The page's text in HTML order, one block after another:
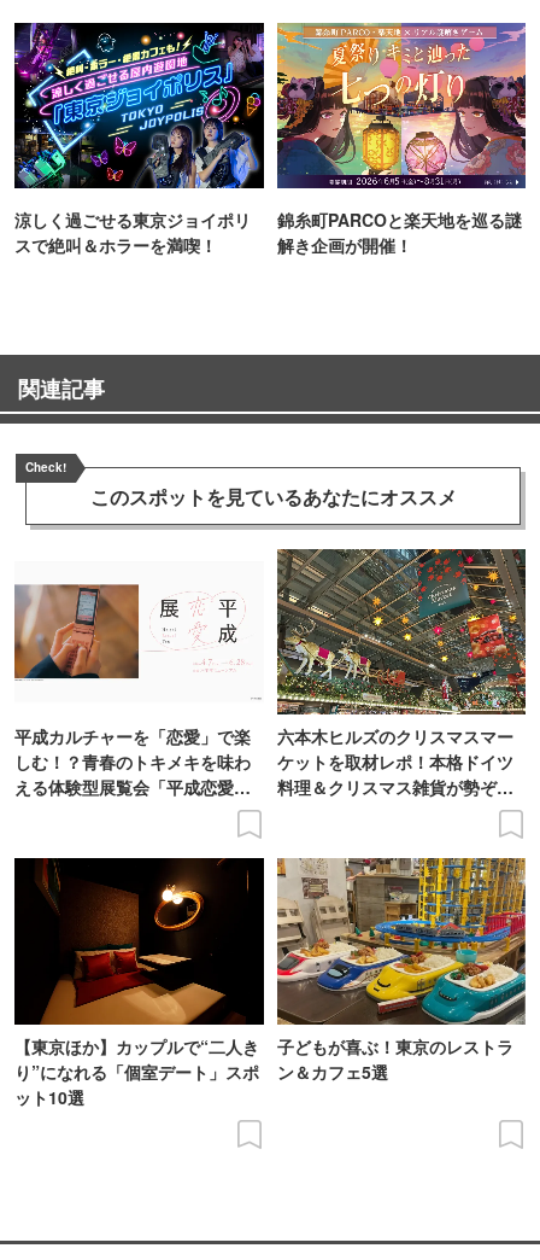
涼しく過ごせる東京ジョイポリ
スで絶叫＆ホラーを満喫！
錦糸町PARCOと楽天地を巡る謎
解き企画が開催！
関連記事
Check!
このスポットを見ているあなたにオススメ
平成カルチャーを「恋愛」で楽
しむ！？青春のトキメキを味わ
える体験型展覧会「平成恋愛
六本木ヒルズのクリスマスマー
ケットを取材レポ！本格ドイツ
料理＆クリスマス雑貨が勢ぞろ
【東京ほか】カップルで“二人き
り”になれる「個室デート」スポ
ット10選
子どもが喜ぶ！東京のレストラ
ン＆カフェ5選